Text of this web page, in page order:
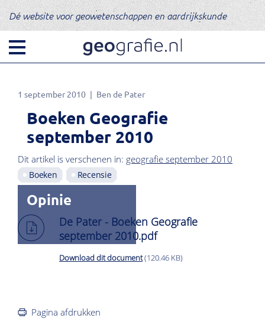
Dé website voor geowetenschappen en aardrijkskunde
1 september 2010 Ben de Pater
Boeken Geografie
september 2010
Dit artikel is verschenen in: geografie september 2010
Boeken Recensie
Opinie
De Pater - Boeken Geografie
september 2010.pdf
Download dit document(120.46 KB)
Pagina afdrukken